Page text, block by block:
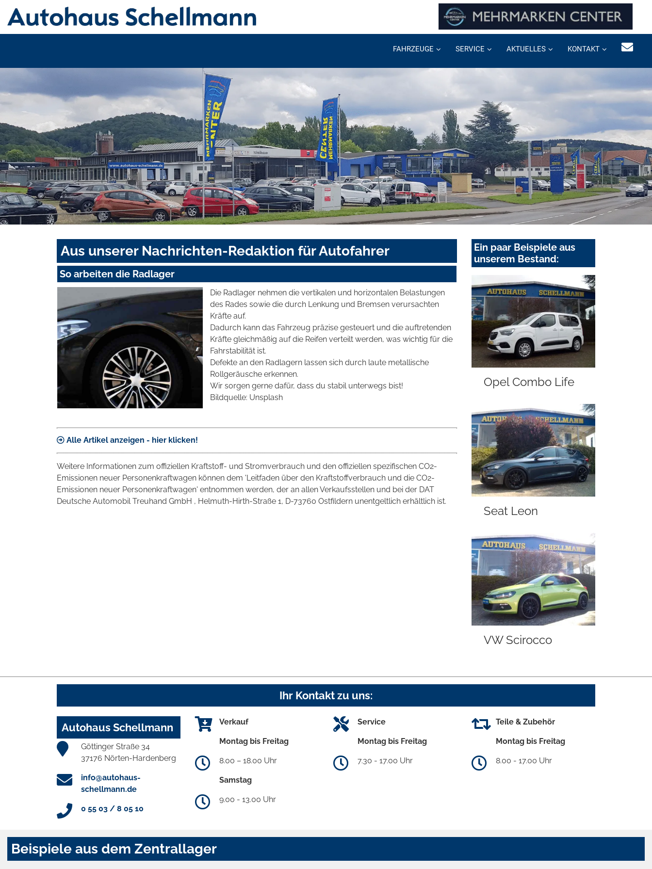
FAHRZEUGE SERVICE AKTUELLES KONTAKT
Aus unserer Nachrichten-Redaktion für Autofahrer
So arbeiten die Radlager
Die Radlager nehmen die vertikalen und horizontalen Belastungen
des Rades sowie die durch Lenkung und Bremsen verursachten
Kräfte auf.
Dadurch kann das Fahrzeug präzise gesteuert und die auftretenden
Kräfte gleichmäßig auf die Reifen verteilt werden, was wichtig für die
Fahrstabilität ist.
Defekte an den Radlagern lassen sich durch laute metallische
Rollgeräusche erkennen.
Wir sorgen gerne dafür, dass du stabil unterwegs bist!
Bildquelle: Unsplash
Alle Artikel anzeigen - hier klicken!
Weitere Informationen zum offiziellen Kraftstoff- und Stromverbrauch und den offiziellen spezifischen CO2-
Emissionen neuer Personenkraftwagen können dem 'Leitfaden über den Kraftstoffverbrauch und die CO2-
Emissionen neuer Personenkraftwagen' entnommen werden, der an allen Verkaufsstellen und bei der DAT
Deutsche Automobil Treuhand GmbH , Helmuth-Hirth-Straße 1, D-73760 Ostfildern unentgeltlich erhältlich ist.
Ein paar Beispiele aus
unserem Bestand:
Opel Combo Life
Seat Leon
VW Scirocco
Ihr Kontakt zu uns:
Autohaus Schellmann
Göttinger Straße 34
37176 Nörten-Hardenberg
info@autohaus-
schellmann.de
0 55 03 / 8 05 10
Verkauf
Montag bis Freitag
8.00 – 18.00 Uhr
Samstag
9.00 - 13.00 Uhr
Service
Montag bis Freitag
7.30 - 17.00 Uhr
Teile & Zubehör
Montag bis Freitag
8.00 - 17.00 Uhr
Beispiele aus dem Zentrallager